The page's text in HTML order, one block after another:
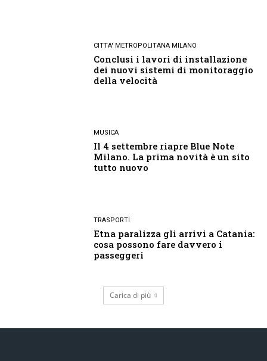
CITTA' METROPOLITANA MILANO
Conclusi i lavori di installazione
dei nuovi sistemi di monitoraggio
della velocità
MUSICA
Il 4 settembre riapre Blue Note
Milano. La prima novità è un sito
tutto nuovo
TRASPORTI
Etna paralizza gli arrivi a Catania:
cosa possono fare davvero i
passeggeri
Carica di più